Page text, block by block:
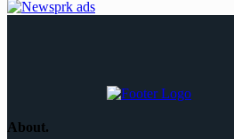
About.